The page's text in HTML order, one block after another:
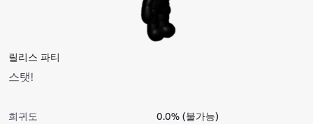
릴리스 파티
스탯!
희귀도
0.0% (불가능)